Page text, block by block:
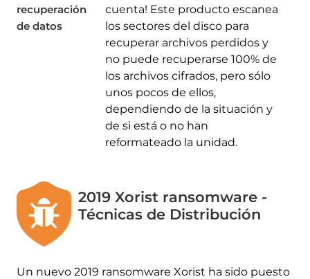
recuperación
de datos
cuenta! Este producto escanea
los sectores del disco para
recuperar archivos perdidos y
no puede recuperarse 100% de
los archivos cifrados, pero sólo
unos pocos de ellos,
dependiendo de la situación y
de si está o no han
reformateado la unidad.
2019 Xorist ransomware -
Técnicas de Distribución
Un nuevo 2019 ransomware Xorist ha sido puesto